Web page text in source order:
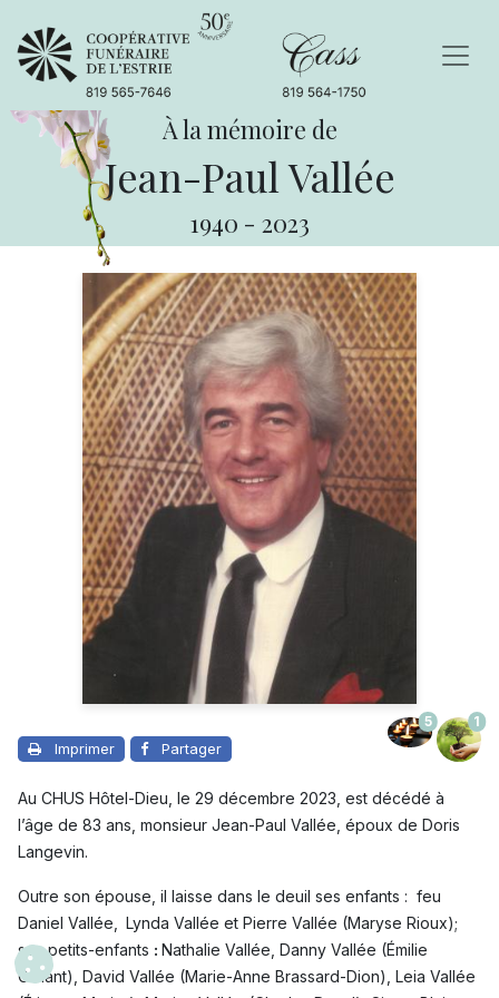
À la mémoire de
Jean-Paul Vallée
1940 - 2023
Imprimer Partager
5 1
Au CHUS Hôtel-Dieu, le 29 décembre 2023, est décédé à
l’âge de 83 ans, monsieur Jean-Paul Vallée, époux de Doris
Langevin.
Outre son épouse, il laisse dans le deuil ses enfants : feu
Daniel Vallée,
Lynda Vallée et Pierre Vallée (Maryse Rioux);
ses petits-enfants : Nathalie Vallée, Danny Vallée (Émilie
Gallant), David Vallée (Marie-Anne Brassard-Dion), Leia Vallée